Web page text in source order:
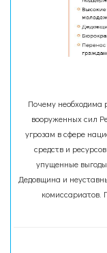
Почему необходима
вооруженных сил
угрозам в сфере
средств и
упущенные
Дедовщина и
комиссариатов.